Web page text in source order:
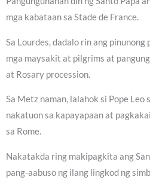
mga kabataan sa Stade de France.
Sa Lourdes, dadalo rin ang pinunong
mga maysakit at pilgrims at
at Rosary procession.
Sa Metz naman, lalahok si Pope
nakatuon sa kapayapaan at
sa Rome.
Nakatakda ring makipagkita ang
pang-aabuso ng ilang lingkod ng